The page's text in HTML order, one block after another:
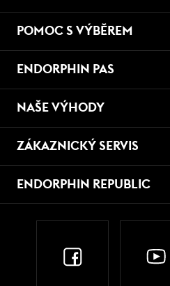
POMOC S VÝBĚREM
ENDORPHIN PAS
NAŠE VÝHODY
ZÁKAZNICKÝ SERVIS
ENDORPHIN REPUBLIC